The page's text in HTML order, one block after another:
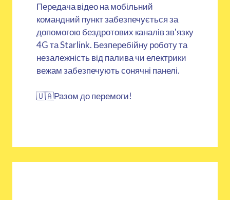
Передача відео на мобільний
командний пункт забезпечується за
допомогою бездротових каналів зв'язку
4G та Starlink. Безперебійну роботу та
незалежність від палива чи електрики
вежам забезпечують сонячні панелі.
🇺🇦Разом до перемоги!